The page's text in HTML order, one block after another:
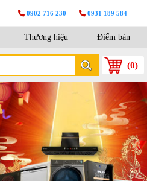
0902 716 230 0931 189 584
Thương hiệu Điểm bán
(0)